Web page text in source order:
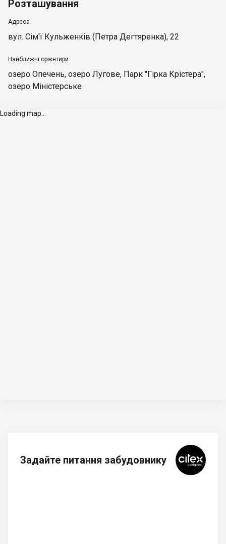
Розташування
Адреса
вул. Сім'ї Кульженків (Петра Дегтяренка), 22
Найближчі орієнтири
озеро Опечень, озеро Лугове, Парк "Гірка Крістера",
озеро Міністерське
Loading map...
Задайте питання забудовнику